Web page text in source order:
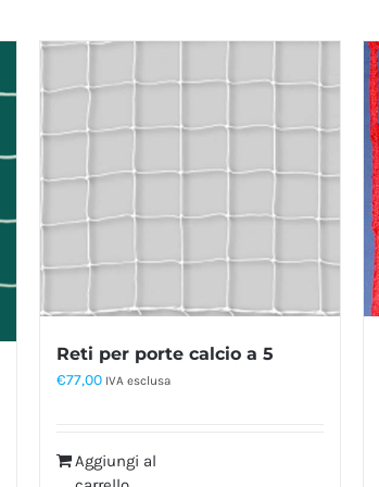
Reti per porte calcio a 5
€77,00 IVA esclusa
Aggiungi al